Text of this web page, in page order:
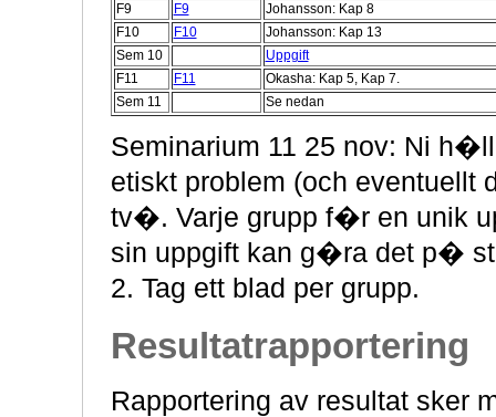
F9
F9
Johansson: Kap 8
F10
F10
Johansson: Kap 13
Sem 10
Uppgift
F11
F11
Okasha: Kap 5, Kap 7.
Sem 11
Se nedan
Seminarium 11 25 nov: Ni
etiskt problem (och eventuellt
tv�. Varje grupp f�r en unik
sin uppgift kan g�ra det p�
2. Tag ett blad per grupp.
Resultatrapportering
Rapportering av resultat sker